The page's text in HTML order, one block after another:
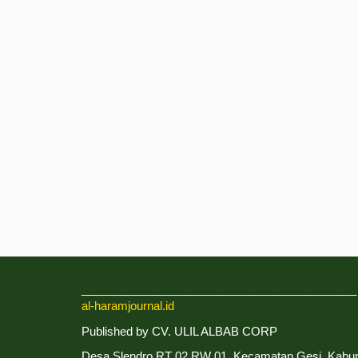
al-haramjournal.id
Published by CV. ULIL ALBAB CORP